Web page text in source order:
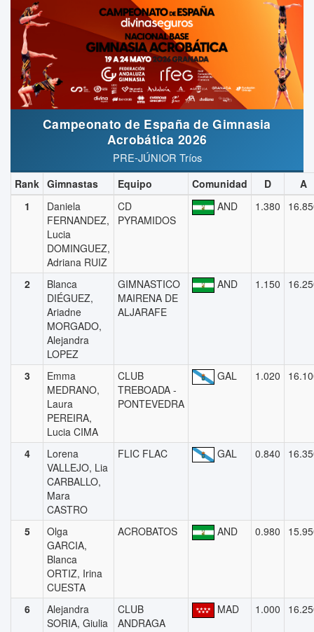
Campeonato de España de Gimnasia
Acrobática 2026
PRE-JÚNIOR Tríos
Rank Gimnastas Equipo Comunidad D
A
1
Daniela
FERNANDEZ,
Lucia
DOMINGUEZ,
Adriana RUIZ
CD
PYRAMIDOS
AND 1.380
2
Blanca
DIÉGUEZ,
Ariadne
MORGADO,
Alejandra
LOPEZ
GIMNASTICO
MAIRENA DE
ALJARAFE
AND 1.150
3
Emma
MEDRANO,
Laura
PEREIRA,
Lucia CIMA
CLUB
TREBOADA -
PONTEVEDRA
GAL 1.020
4
Lorena
VALLEJO, Lia
CARBALLO,
Mara
CASTRO
FLIC FLAC GAL 0.840
5
Olga
GARCIA,
Blanca
ORTIZ, Irina
CUESTA
ACROBATOS AND 0.980
6
Alejandra
SORIA, Giulia
CLUB
ANDRAGA
MAD 1.000